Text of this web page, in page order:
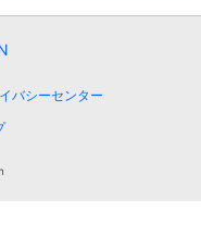
バシーセンター